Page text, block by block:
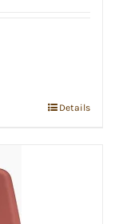
Details